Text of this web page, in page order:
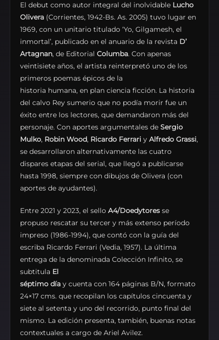
El debut como autor integral del inolvidable Lucho
Olivera (Corrientes, 1942-Bs. As. 2005) tuvo lugar en
1969, con un unitario titulado ‘Yo, Gilgamesh, el
inmortal’, publicado en el anuario de la revista D’
Artagnan, de Editorial Columba. Con apenas
veintisiete años, el artista reinterpretó uno de los
primeros poemas épicos de la
historia humana, en plan ciencia ficción. La historia
del calvo Rey sumerio que no podía morir fue un
éxito entre los lectores, que demandaron más del
personaje. Con aportes argumentales de Sergio
Mulko, Robin Wood, Ricardo Ferrari y Alfredo Grassi,
se desarrollaron alternativamente las cuatro
dispares etapas del serial, que llegó a publicarse
hasta 1998, siempre con dibujos de Olivera (con
aportes de ayudantes).
Entre 2021 y 2023, el sello A4/Doedytores se
propuso rescatar su tercer y más extenso período
impreso (1986-1994), que contó con la guía del
escriba Ricardo Ferrari (Vedia, 1957). La última
entrega de la denominada Colección Infinito, se
subtitula El
séptimo día y cuenta con 164 páginas B/N, formato
24×17 cms. que recopilan los capítulos cincuenta y
siete al setenta y uno del recorrido, punto final del
mismo. La edición presenta, también, buenas notas
contextuales a cargo de Ariel Avilez.